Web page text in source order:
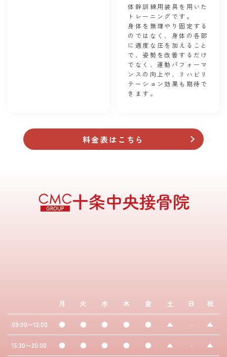
体幹訓練用装具を用いた
トレーニングです。
身体を無理やり固定する
のではなく、身体の各部
に適度な圧を加えること
で、姿勢を改善するだけ
でなく、運動パフォーマ
ンスの向上や、リハビリ
テーション効果も期待で
きます。
料金表はこちら
月 火 水 木 金 土 日 祝
09:00〜12:00 ● ● ● ● ● ▲ - ▲
15:30〜20:00 ● ● ● ● ● ▲ - ▲